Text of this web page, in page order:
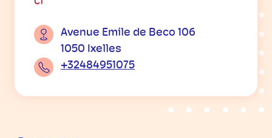
Avenue Emile de Beco 106
1050 Ixelles
+32484951075